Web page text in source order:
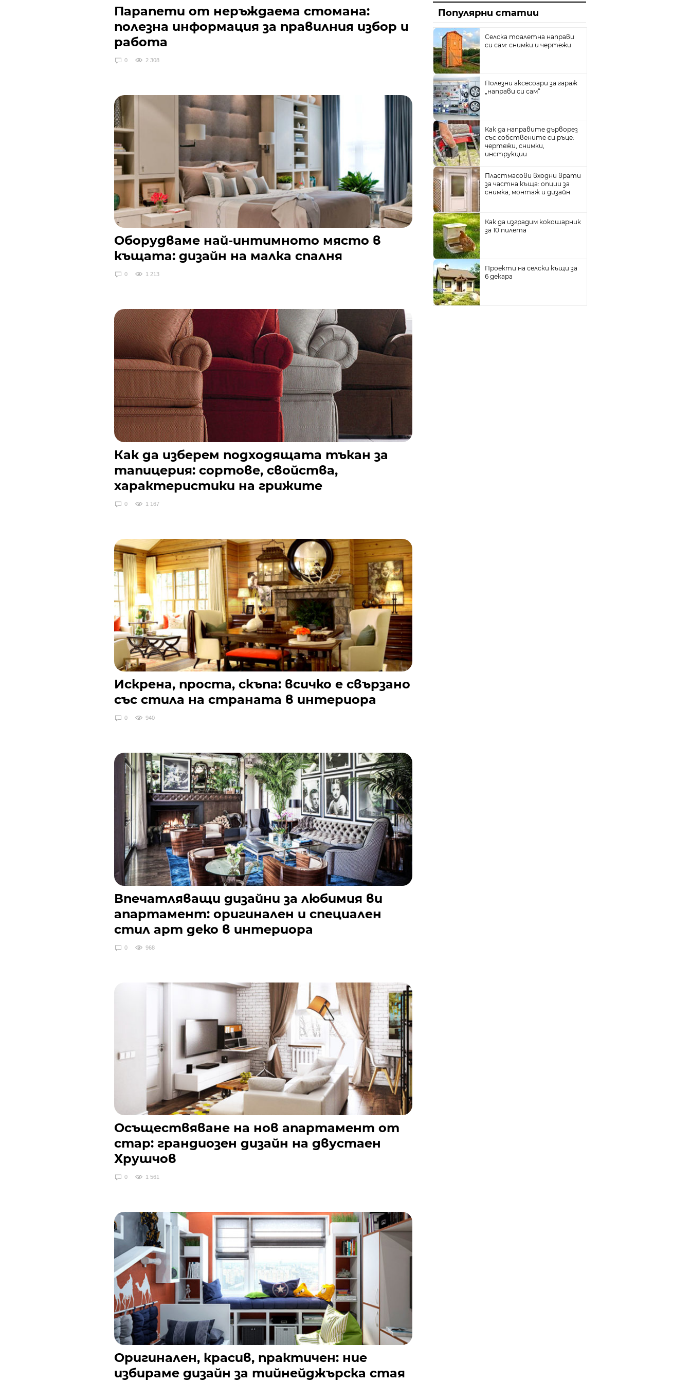
Парапети от неръждаема стомана:
полезна информация за правилния избор и
работа
0 2 308
Оборудваме най-интимното място в
къщата: дизайн на малка спалня
0 1 213
Как да изберем подходящата тъкан за
тапицерия: сортове, свойства,
характеристики на грижите
0 1 167
Искрена, проста, скъпа: всичко е свързано
със стила на страната в интериора
0 940
Впечатляващи дизайни за любимия ви
апартамент: оригинален и специален
стил арт деко в интериора
0 968
Осъществяване на нов апартамент от
стар: грандиозен дизайн на двустаен
Хрушчов
0 1 561
Оригинален, красив, практичен: ние
избираме дизайн за тийнейджърска стая
Дизайн
Работа с гипсокартон
Отоплителни радиатори
Градина
ВиК
Със собствените си ръце
Септични ями
Добре и добре
Топъл под
Нагреватели
Популярни статии
Селска тоалетна направи
си сам: снимки и чертежи
Полезни аксесоари за гараж
„направи си сам“
Как да направите дърворез
със собствените си ръце:
чертежи, снимки,
инструкции
Пластмасови входни врати
за частна къща: опции за
снимка, монтаж и дизайн
Как да изградим кокошарник
за 10 пилета
Проекти на селски къщи за
6 декара